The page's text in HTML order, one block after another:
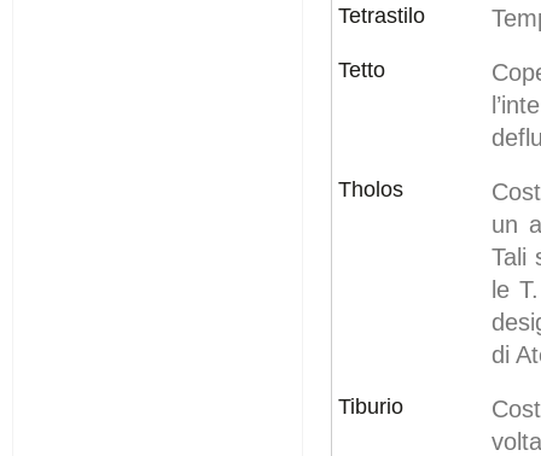
Tetrastilo
Tetto
Tholos
un
Tali
le
di
Tiburio